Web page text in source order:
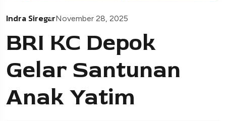
Indra SiregarNovember 28, 2025
BRI KC Depok
Gelar Santunan
Anak Yatim